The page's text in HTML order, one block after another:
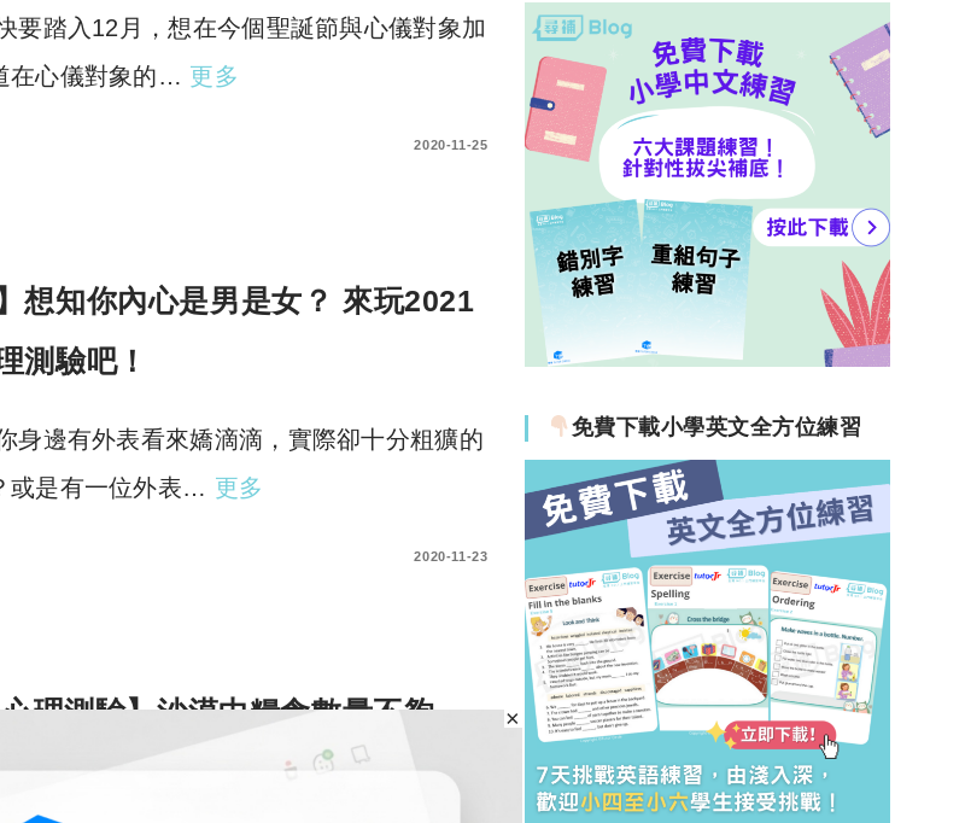
要踏入12月，想在今個聖誕節與心儀對象加
在心儀對象的… 更多
2020-11-25
想知你內心是男是女？ 來玩2021
測驗吧！
身邊有外表看來嬌滴滴，實際卻十分粗獷的
或是有一位外表… 更多
2020-11-23
理測驗】沙漠中糧食數量不夠
5種動物最先丟棄的次序！看出你
免費下載小學英文全方位練習